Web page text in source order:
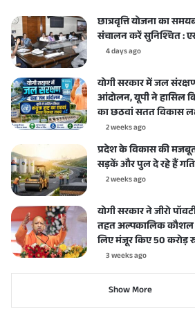
छात्रवृत्ति योजना का
संचालन करें सुनिश्चित :
4 days ago
योगी सरकार में जल
आंदोलन, यूपी ने हासिल
का छठवां सतत विकास
2 weeks ago
प्रदेश के विकास की
सड़कें और पुल दे रहे हैं गति
2 weeks ago
योगी सरकार ने जीरो
तहत अल्पकालिक कौशल
लिए मंजूर किए 50 करोड़
3 weeks ago
Show More